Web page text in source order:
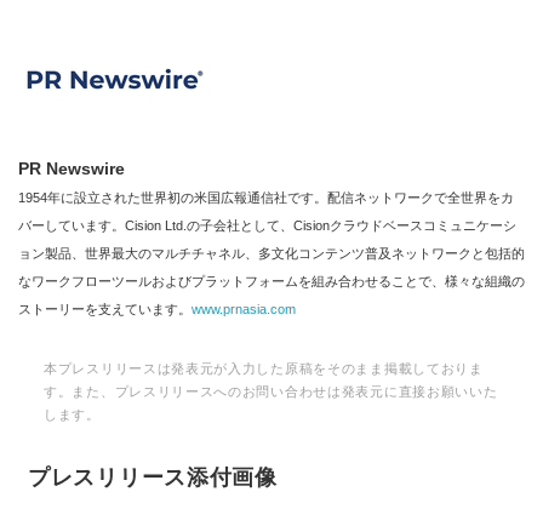
PR Newswire
1954年に設立された世界初の米国広報通信社です。配信ネットワークで全世界をカ
バーしています。Cision Ltd.の子会社として、Cisionクラウドベースコミュニケーシ
ョン製品、世界最大のマルチチャネル、多文化コンテンツ普及ネットワークと包括的
なワークフローツールおよびプラットフォームを組み合わせることで、様々な組織の
ストーリーを支えています。 www.prnasia.com
本プレスリリースは発表元が入力した原稿をそのまま掲載しておりま
す。また、プレスリリースへのお問い合わせは発表元に直接お願いいた
します。
プレスリリース添付画像